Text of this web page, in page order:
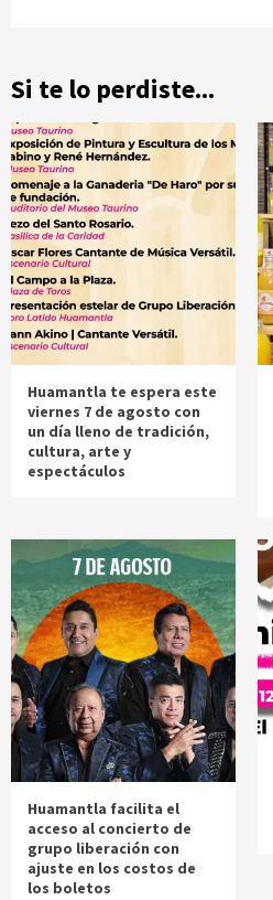
Si te lo perdiste...
Huamantla te espera este
viernes 7 de agosto con
un día lleno de tradición,
cultura, arte y
espectáculos
Huamantla facilita el
acceso al concierto de
grupo liberación con
ajuste en los costos de
los boletos